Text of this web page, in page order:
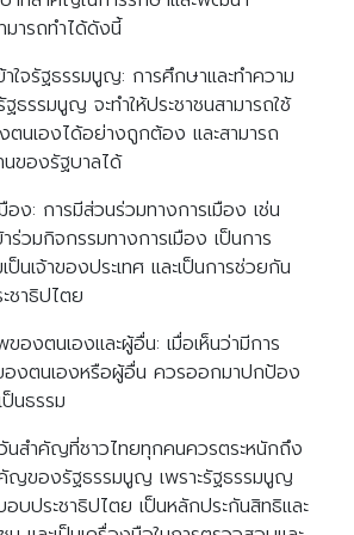
ารถทำได้ดังนี้
าใจรัฐธรรมนูญ: การศึกษาและทำความ
ฐธรรมนูญ จะทำให้ประชาชนสามารถใช้
ตนเองได้อย่างถูกต้อง และสามารถ
ของรัฐบาลได้
อง: การมีส่วนร่วมทางการเมือง เช่น
ร่วมกิจกรรมทางการเมือง เป็นการ
นเจ้าของประเทศ และเป็นการช่วยกัน
ชาธิปไตย
องตนเองและผู้อื่น: เมื่อเห็นว่ามีการ
องตนเองหรือผู้อื่น ควรออกมาปกป้อง
นธรรม
นสำคัญที่ชาวไทยทุกคนควรตระหนักถึง
ญของรัฐธรรมนูญ เพราะรัฐธรรมนูญ
อบประชาธิปไตย เป็นหลักประกันสิทธิและ